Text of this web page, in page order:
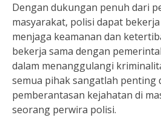
Dengan dukungan penuh dari
masyarakat, polisi dapat
menjaga keamanan dan
bekerja sama dengan
dalam menanggulangi
semua pihak sangatlah penting
pemberantasan kejahatan di
seorang perwira polisi.